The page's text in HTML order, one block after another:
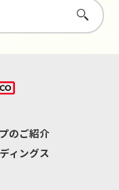
さがす
のご紹介
ィングス